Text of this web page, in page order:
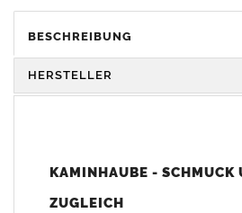
DIENEN GLEICHZEITIG ALS
ELEMENT ZUR
Unsere Maßangaben beziehen sich
BESCHREIBUNG
HERSTELLER
KAMINHAUBE - SCHMUCK
ZUGLEICH